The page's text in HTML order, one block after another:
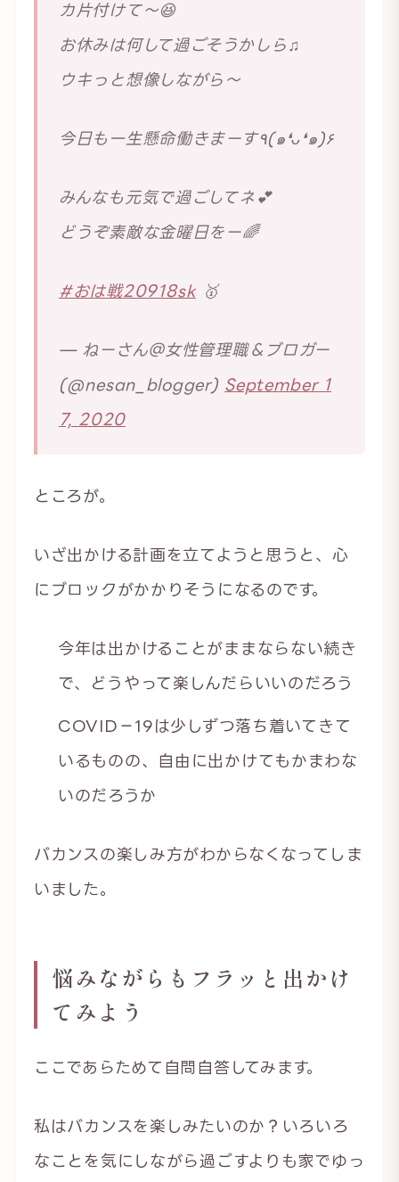
カ片付けて〜😆
お休みは何して過ごそうかしら♫
ウキっと想像しながら〜
今日も一生懸命働きまーす٩(๑❛ᴗ❛๑)۶
みんなも元気で過ごしてネ💕
どうぞ素敵な金曜日をー🌈
#おは戦20918sk🥇
— ねーさん＠女性管理職＆ブロガー
(@nesan_blogger) September 1
7, 2020
ところが。
いざ出かける計画を立てようと思うと、心
にブロックがかかりそうになるのです。
今年は出かけることがままならない続き
で、どうやって楽しんだらいいのだろう
COVID−19は少しずつ落ち着いてきて
いるものの、自由に出かけてもかまわな
いのだろうか
バカンスの楽しみ方がわからなくなってしま
いました。
悩みながらもフラッと出かけ
てみよう
ここであらためて自問自答してみます。
私はバカンスを楽しみたいのか？いろいろ
なことを気にしながら過ごすよりも家でゆっ